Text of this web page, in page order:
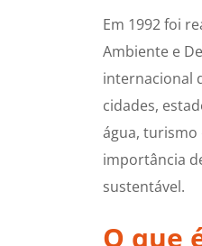
Em 1992 foi
Ambiente e
internacional
cidades,
água, turismo
importância
sustentável.
O que